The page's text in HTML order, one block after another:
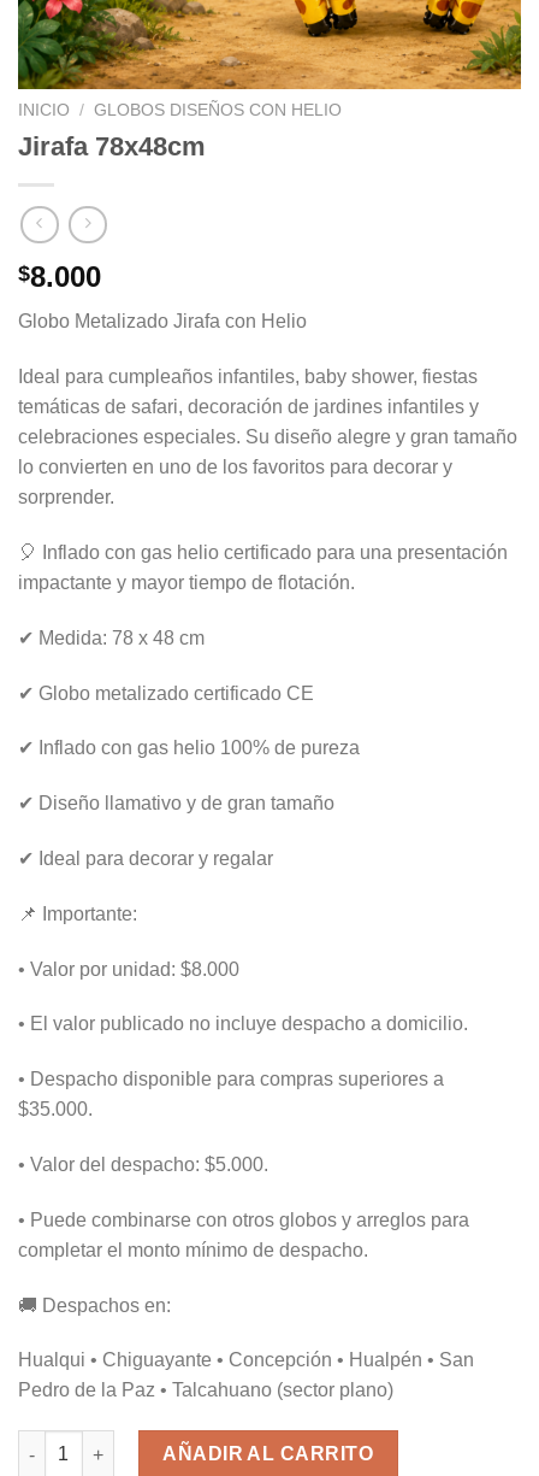
INICIO / GLOBOS DISEÑOS CON HELIO
Jirafa 78x48cm
$8.000
Globo Metalizado Jirafa con Helio
Ideal para cumpleaños infantiles, baby shower, fiestas
temáticas de safari, decoración de jardines infantiles y
celebraciones especiales. Su diseño alegre y gran tamaño
lo convierten en uno de los favoritos para decorar y
sorprender.
🎈 Inflado con gas helio certificado para una presentación
impactante y mayor tiempo de flotación.
✔ Medida: 78 x 48 cm
✔ Globo metalizado certificado CE
✔ Inflado con gas helio 100% de pureza
✔ Diseño llamativo y de gran tamaño
✔ Ideal para decorar y regalar
📌 Importante:
• Valor por unidad: $8.000
• El valor publicado no incluye despacho a domicilio.
• Despacho disponible para compras superiores a
$35.000.
• Valor del despacho: $5.000.
• Puede combinarse con otros globos y arreglos para
completar el monto mínimo de despacho.
🚚 Despachos en:
Hualqui • Chiguayante • Concepción • Hualpén • San
Pedro de la Paz • Talcahuano (sector plano)
Jirafa 78x48cm cantidad
AÑADIR AL CARRITO